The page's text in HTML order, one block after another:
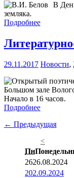
В
земляка.
Подробнее
29.11.2017 Новости,
Большом зале
Начало в 16 часов.
Подробнее
← Предыдущая
<
Пн
2626.08.2024
202.09.2024